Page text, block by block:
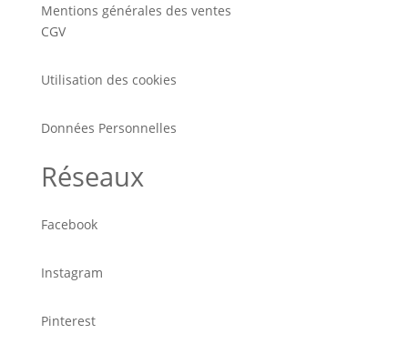
Mentions générales des ventes
CGV
Utilisation des cookies
Données Personnelles
Réseaux
Facebook
Instagram
Pinterest